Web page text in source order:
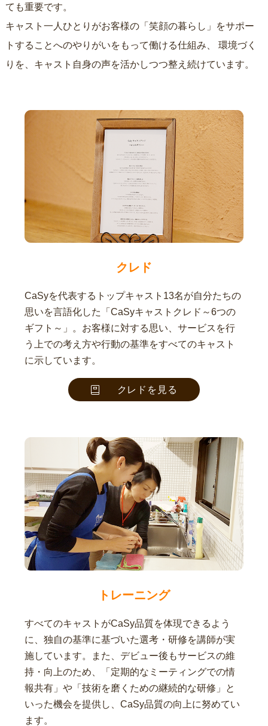
ても重要です。
キャスト一人ひとりがお客様の「笑顔の暮らし」をサポー
トすることへのやりがいをもって働ける仕組み、
りを、キャスト自身の声を活かしつつ整え続けています。
クレド
CaSyを代表するトップキャスト13名が自分たちの
思いを言語化した「CaSyキャストクレド～6つの
ギフト～」。お客様に対する思い、サービスを行
う上での考え方や行動の基準をすべてのキャスト
に示しています。
クレドを見る
トレーニング
すべてのキャストがCaSy品質を体現できるよう
に、独自の基準に基づいた選考・研修を講師が実
施しています。また、デビュー後もサービスの維
持・向上のため、「定期的なミーティングでの情
報共有」や「技術を磨くための継続的な研修」と
いった機会を提供し、CaSy品質の向上に努めてい
ます。